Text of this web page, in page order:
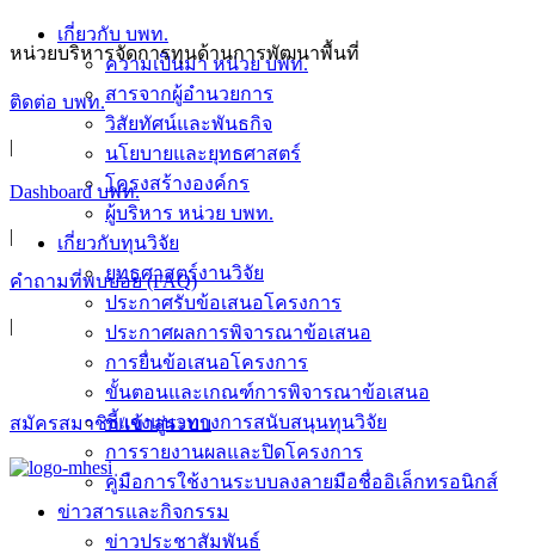
Skip
to
หน่วยบริหารจัดการทุนด้านการพัฒนาพื้นที่
ติดต่อ บพท.
|
Dashboard บพท.
|
คำถามที่พบบ่อย (FAQ)
|
สมัครสมาชิก/เข้าสู่ระบบ
เกี่ยวกับ บพท.
ความเป็นมา หน่วย บพท.
สารจากผู้อำนวยการ
วิสัยทัศน์และพันธกิจ
นโยบายและยุทธศาสตร์
โครงสร้างองค์กร
ผู้บริหาร หน่วย บพท.
เกี่ยวกับทุนวิจัย
ยุทธศาสตร์งานวิจัย
ประกาศรับข้อเสนอโครงการ
ประกาศผลการพิจารณาข้อเสนอ
การยื่นข้อเสนอโครงการ
ขั้นตอนและเกณฑ์การพิจารณาข้อเสนอ
ชี้แจงแนวทางการสนับสนุนทุนวิจัย
การรายงานผลและปิดโครงการ
คู่มือการใช้งานระบบลงลายมือชื่ออิเล็กทรอนิกส์
ข่าวสารและกิจกรรม
ข่าวประชาสัมพันธ์